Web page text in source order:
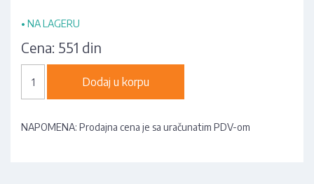
• NA LAGERU
Cena: 551 din
Dodaj u korpu
NAPOMENA: Prodajna cena je sa uračunatim PDV-om